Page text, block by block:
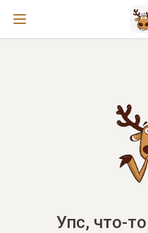
Упс, что-